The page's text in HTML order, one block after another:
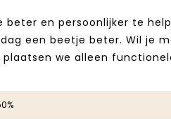
en persoonlijker te
een beetje beter. Wil je
plaatsen we alleen